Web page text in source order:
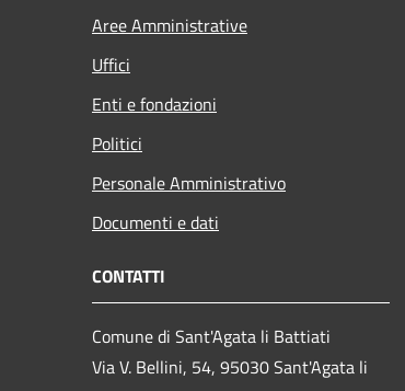
Aree Amministrative
Uffici
Enti e fondazioni
Politici
Personale Amministrativo
Documenti e dati
CONTATTI
Comune di Sant'Agata li Battiati
Via V. Bellini, 54, 95030 Sant'Agata li